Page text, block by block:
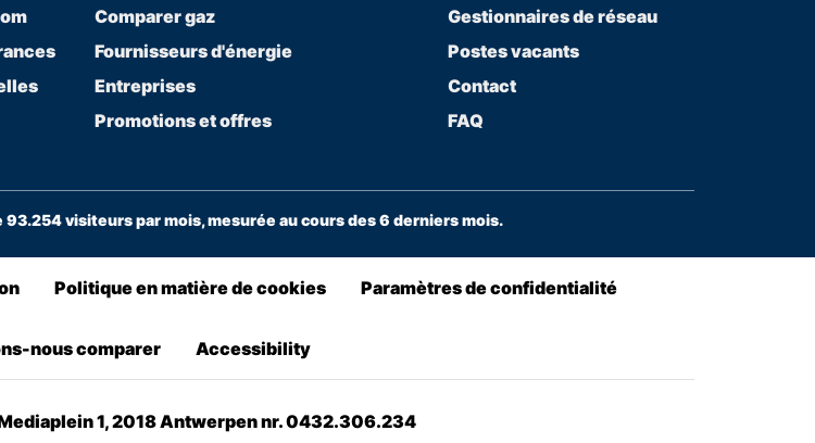
Comparer gaz
Fournisseurs d'énergie
Entreprises
Promotions et offres
Gestionnaires de réseau
Postes vacants
Contact
FAQ
visiteurs par mois, mesurée au cours des 6 derniers mois.
Politique en matière de cookies Paramètres de confidentialité
nous comparer Accessibility
1, 2018 Antwerpen nr. 0432.306.234